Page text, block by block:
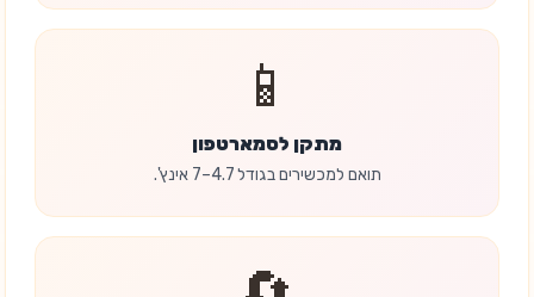
📱
מתקן לסמארטפון
תואם למכשירים בגודל 4.7–7 אינץ'.